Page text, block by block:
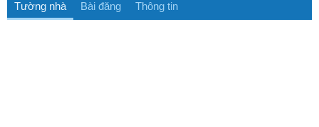
Tường nhà Bài đăng Thông tin